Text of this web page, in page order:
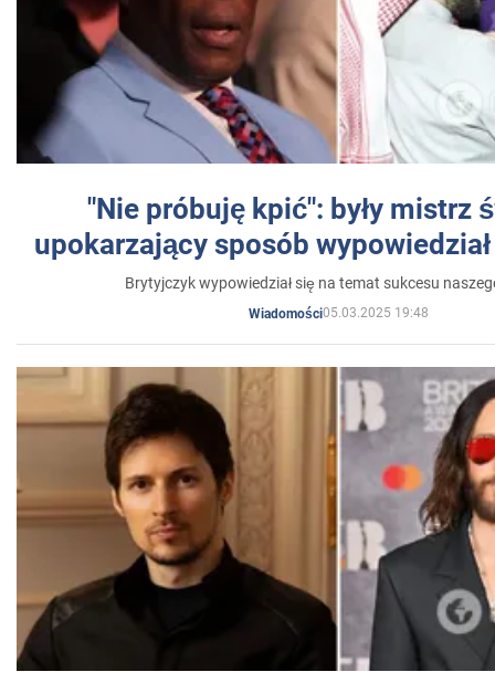
"Nie próbuję kpić": były mistrz
upokarzający sposób
Brytyjczyk wypowiedział się na temat sukcesu
Wiadomości05.03.2025 19:48